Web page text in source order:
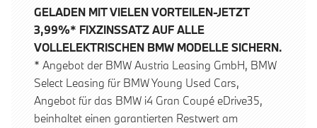
GELADEN MIT VIELEN VORTEILEN-JETZT
3,99%* FIXZINSSATZ AUF ALLE
VOLLELEKTRISCHEN BMW MODELLE SICHERN.
* Angebot der BMW Austria Leasing GmbH, BMW
Select Leasing für BMW Young Used Cars,
Angebot für das BMW i4 Gran Coupé eDrive35,
beinhaltet einen garantierten Restwert am